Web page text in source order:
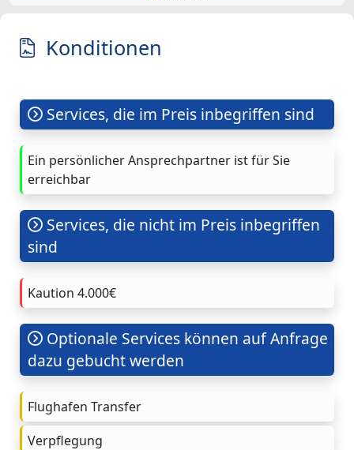
Konditionen
Services, die im Preis inbegriffen sind
Ein persönlicher Ansprechpartner ist für Sie
erreichbar
Services, die nicht im Preis inbegriffen
sind
Kaution 4.000€
Optionale Services können auf Anfrage
dazu gebucht werden
Flughafen Transfer
Verpflegung